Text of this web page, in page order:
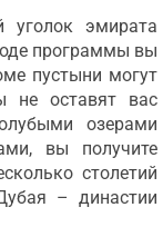
уголок эмирата
программы вы
пустыни могут
не оставят вас
озерами
вы получите
столетий
– династии